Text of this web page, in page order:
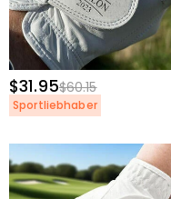
$31.95$60.15
Sportliebhaber